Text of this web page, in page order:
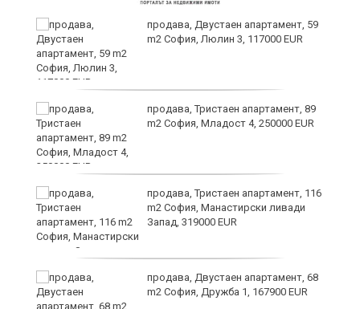
продава, Двустаен апартамент, 59
m2 София, Люлин 3, 117000 EUR
продава, Тристаен апартамент, 89
m2 София, Младост 4, 250000 EUR
продава, Тристаен апартамент, 116
m2 София, Манастирски ливади
Запад, 319000 EUR
продава, Двустаен апартамент, 68
m2 София, Дружба 1, 167900 EUR